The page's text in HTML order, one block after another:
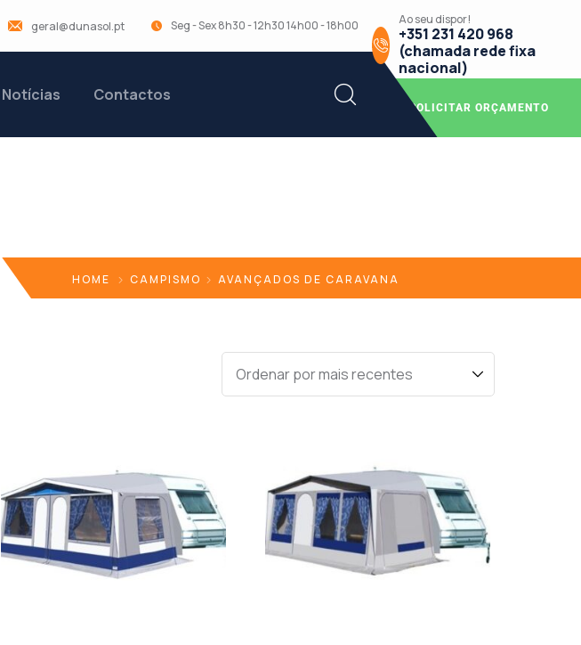
geral@dunasol.pt Seg - Sex 8h30 - 12h30 14h00 - 18h00 Ao seu dispor!
+351 231 420 968
(chamada rede fixa
nacional)
Notícias Contactos
SOLICITAR ORÇAMENTO
HOME CAMPISMO AVANÇADOS DE CARAVANA